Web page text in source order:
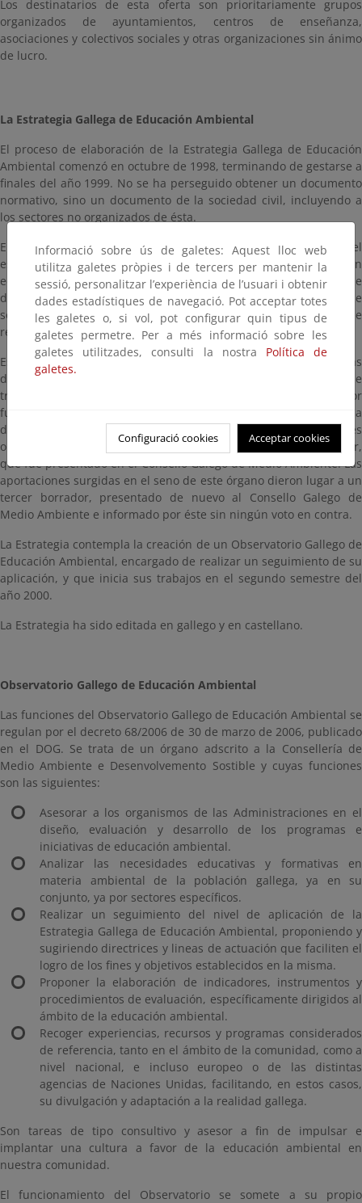
Los destinatarios de esta oferta son prioritariamente grupos
organizados de ayuntamientos, centros de enseñanza,
asociaciones y colectivos sociales y otras organizaciones sin ánimo
de lucro.
La Estrategia Gallega de Educación Ambiental
El proceso de elaboración de la Estrategia Gallega de Educación
Ambiental comenzó en octubre de 1998, terminando de gestarse a
finales del año 1999. No se ha perseguido obtener un documento
normativo, sino un documento de la sociedad civil, incluyendo a
los sectores no organizados de ésta.
El proceso comenzó con la elaboración de una diagnosis del
estado de la educación ambiental en Galicia, realizado por un
equipo de estudiosos de esta materia. En los trabajos previos que
dieron origen al primer borrador participó un amplio conjunto de
sectores, incluyendo federaciones de empresarios, grupos de
renovación pedagógica o colectivos conservacionistas.
Este primer borrador fue presentado en las IV Jornadas Gallegas
de Educación Ambiental, en las que se organizó un grupo de
trabajo específico sobre la Estrategia. Posteriormente el borrador
fue enviado a un amplio conjunto de organizaciones y se puso a
disposición pública a través de internet. Las aportaciones
obtenidas por estas tres vías dieron lugar a un segundo borrador,
que fue presentado en el Consello Galego de Medio Ambiente. Las
aportaciones surgidas en el seno de este órgano dieron lugar a un
tercer borrador, presentado de nuevo al Consello Galego de
Medio Ambiente e informado por éste sin ningún voto en contra.
La Estrategia contempla la creación de un Observatorio Gallego de
Educación Ambiental, encargado de realizar un seguimiento de su
aplicación, y que inicia sus trabajos en el segundo semestre del
año 2000.
La Estrategia ha sido editada en gallego y en castellano.
Observatorio Gallego de Educación Ambiental
Las funciones del Observatorio Gallego de Educación Ambiental se
regulan por el decreto 68/2006 de 30 de marzo de 2006, publicado
en el DOG. Se trata de un órgano adscrito a la Consellería de
Medio Ambiente e Desenvolvemento Sostible y cuyas funciones
son las siguientes:
Asesorar a los organismos de las Administraciones en el
diseño, evaluación y desarrollo de los programas e
iniciativas de educación ambiental.
Analizar las necesidades educativas y formativas en
materia ambiental de la población gallega, ya en su
conjunto, ya por sectores específicos.
Realizar un seguimiento del nivel de aplicación de la
Estrategia Gallega de Educación Ambiental, proponiendo y
sugiriendo directrices y lineas de actuación que faciliten el
logro de los fines y objetivos establecidos en la misma.
Proponer la elaboración de indicadores, instrumentos y
procedimientos de evaluación, específicamente dirigidos al
ámbito de la educación ambiental.
Recoger experiencias, recursos y programas considerados
de referencia, tanto en el ámbito de la comunidad, como a
nivel nacional, e incluso europeo o de las distintas
agencias de Naciones Unidas, facilitando, en estos casos,
su divulgación y adaptación a la realidad gallega.
Son tareas de tipo consultivo y asesor a fin de impulsar e
implantar una cultura a favor de la educación ambiental en
nuestra comunidad.
El funcionamiento del Observatorio se somete a su propio
Informació sobre ús de galetes: Aquest lloc web
utilitza galetes pròpies i de tercers per mantenir la
sessió, personalitzar l’experiència de l’usuari i obtenir
dades estadístiques de navegació. Pot acceptar totes
les galetes o, si vol, pot configurar quin tipus de
galetes permetre. Per a més informació sobre les
galetes utilitzades, consulti la nostra Política de
galetes.
Configuració cookies Acceptar cookies